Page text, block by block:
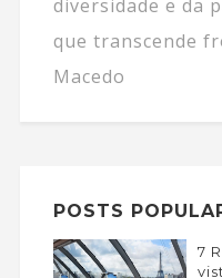
diversidade e da
que transcende
Macedo
POSTS
7